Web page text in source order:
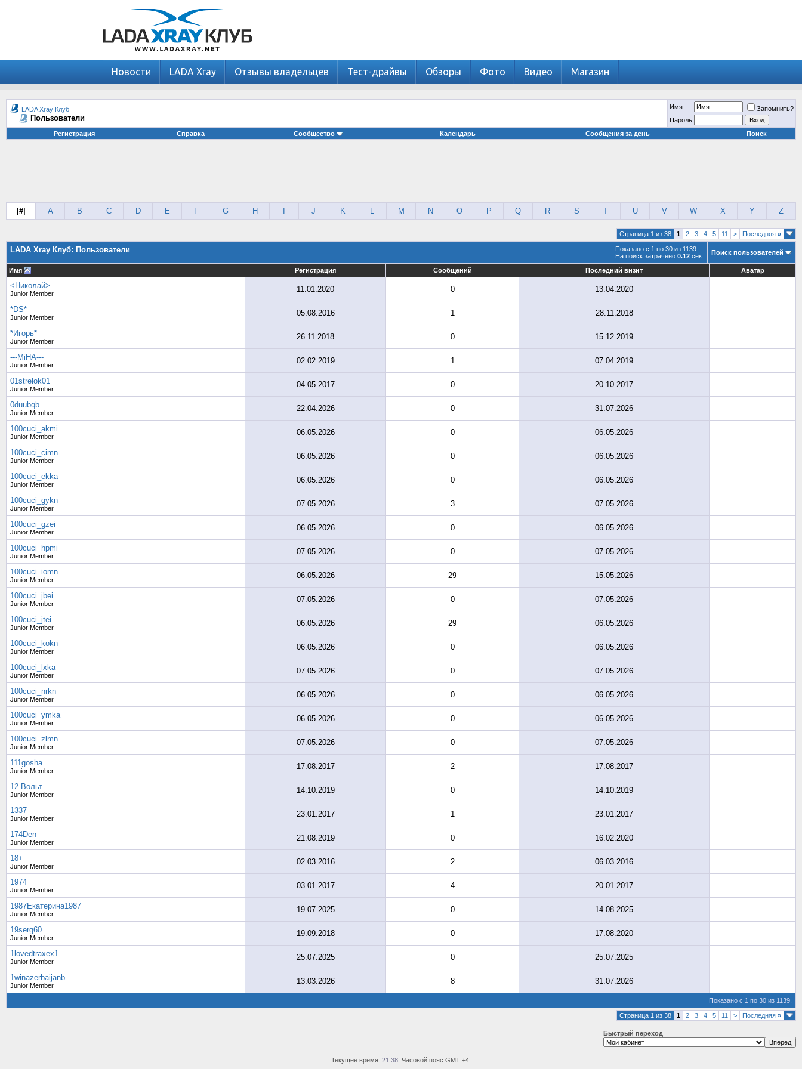
Новости LADA Xray Отзывы владельцев Тест-драйвы Обзоры Фото Видео Магазин
LADA Xray Клуб
Пользователи
Имя
Запомнить?
Пароль
Регистрация
Справка Сообщество Календарь Сообщения за день Поиск
[#] A B C D E F G H J K L M N O P Q R S T U V W X Y Z
Страница 1 из 38 1 2 3 4 5 11 > Последняя »
Показано с 1 по 30 из 1139.
На поиск затрачено 0.12 сек.
LADA Xray Клуб: Пользователи Поиск пользователей
Имя Регистрация Сообщений Последний визит Аватар
<Николай>
Junior Member 11.01.2020 0 13.04.2020
*DS*
Junior Member 05.08.2016 1 28.11.2018
*Игорь*
Junior Member 26.11.2018 0 15.12.2019
---MiHA---
Junior Member 02.02.2019 1 07.04.2019
01strelok01
Junior Member 04.05.2017 0 20.10.2017
0duubqb
Junior Member 22.04.2026 0 31.07.2026
100cuci_akmi
Junior Member 06.05.2026 0 06.05.2026
100cuci_cimn
Junior Member 06.05.2026 0 06.05.2026
100cuci_ekka
Junior Member 06.05.2026 0 06.05.2026
100cuci_gykn
Junior Member 07.05.2026 3 07.05.2026
100cuci_gzei
Junior Member 06.05.2026 0 06.05.2026
100cuci_hpmi
Junior Member 07.05.2026 0 07.05.2026
100cuci_iomn
Junior Member 06.05.2026 29 15.05.2026
100cuci_jbei
Junior Member 07.05.2026 0 07.05.2026
100cuci_jtei
Junior Member 06.05.2026 29 06.05.2026
100cuci_kokn
Junior Member 06.05.2026 0 06.05.2026
100cuci_lxka
Junior Member 07.05.2026 0 07.05.2026
100cuci_nrkn
Junior Member 06.05.2026 0 06.05.2026
100cuci_ymka
Junior Member 06.05.2026 0 06.05.2026
100cuci_zlmn
Junior Member 07.05.2026 0 07.05.2026
111gosha
Junior Member 17.08.2017 2 17.08.2017
12 Вольт
Junior Member 14.10.2019 0 14.10.2019
1337
Junior Member 23.01.2017 1 23.01.2017
174Den
Junior Member 21.08.2019 0 16.02.2020
18+
Junior Member 02.03.2016 2 06.03.2016
1974
Junior Member 03.01.2017 4 20.01.2017
1987Екатерина1987
Junior Member 19.07.2025 0 14.08.2025
19serg60
Junior Member 19.09.2018 0 17.08.2020
1lovedtraxex1
Junior Member 25.07.2025 0 25.07.2025
1winazerbaijanb
Junior Member 13.03.2026 8 31.07.2026
Показано с 1 по 30 из 1139.
Страница 1 из 38 1 2 3 4 5 11 > Последняя »
Быстрый переход
Текущее время: 21:38 . Часовой пояс GMT +4.